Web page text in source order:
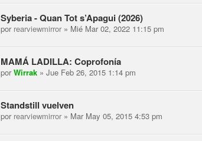
Syberia - Quan Tot s’Apagui (2026)
por rearviewmirror » Mié Mar 02, 2022 11:15 pm
MAMÁ LADILLA: Coprofonía
porWirrak » Jue Feb 26, 2015 1:14 pm
Standstill vuelven
por rearviewmirror » Mar May 05, 2015 4:53 pm